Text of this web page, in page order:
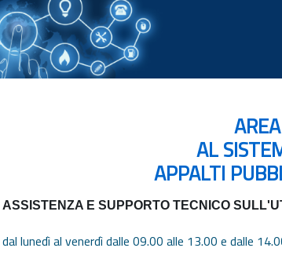
AL
APPALTI
ASSISTENZA E SUPPORTO TECNICO
dal lunedì al venerdì dalle 09.00 alle 13.00 e dalle